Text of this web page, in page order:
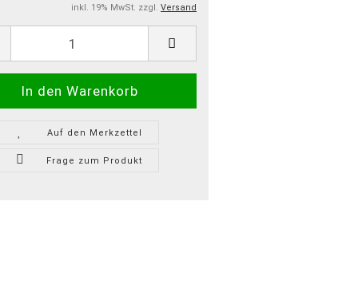
inkl. 19% MwSt. zzgl. Versand
Auf den Merkzettel
Frage zum Produkt